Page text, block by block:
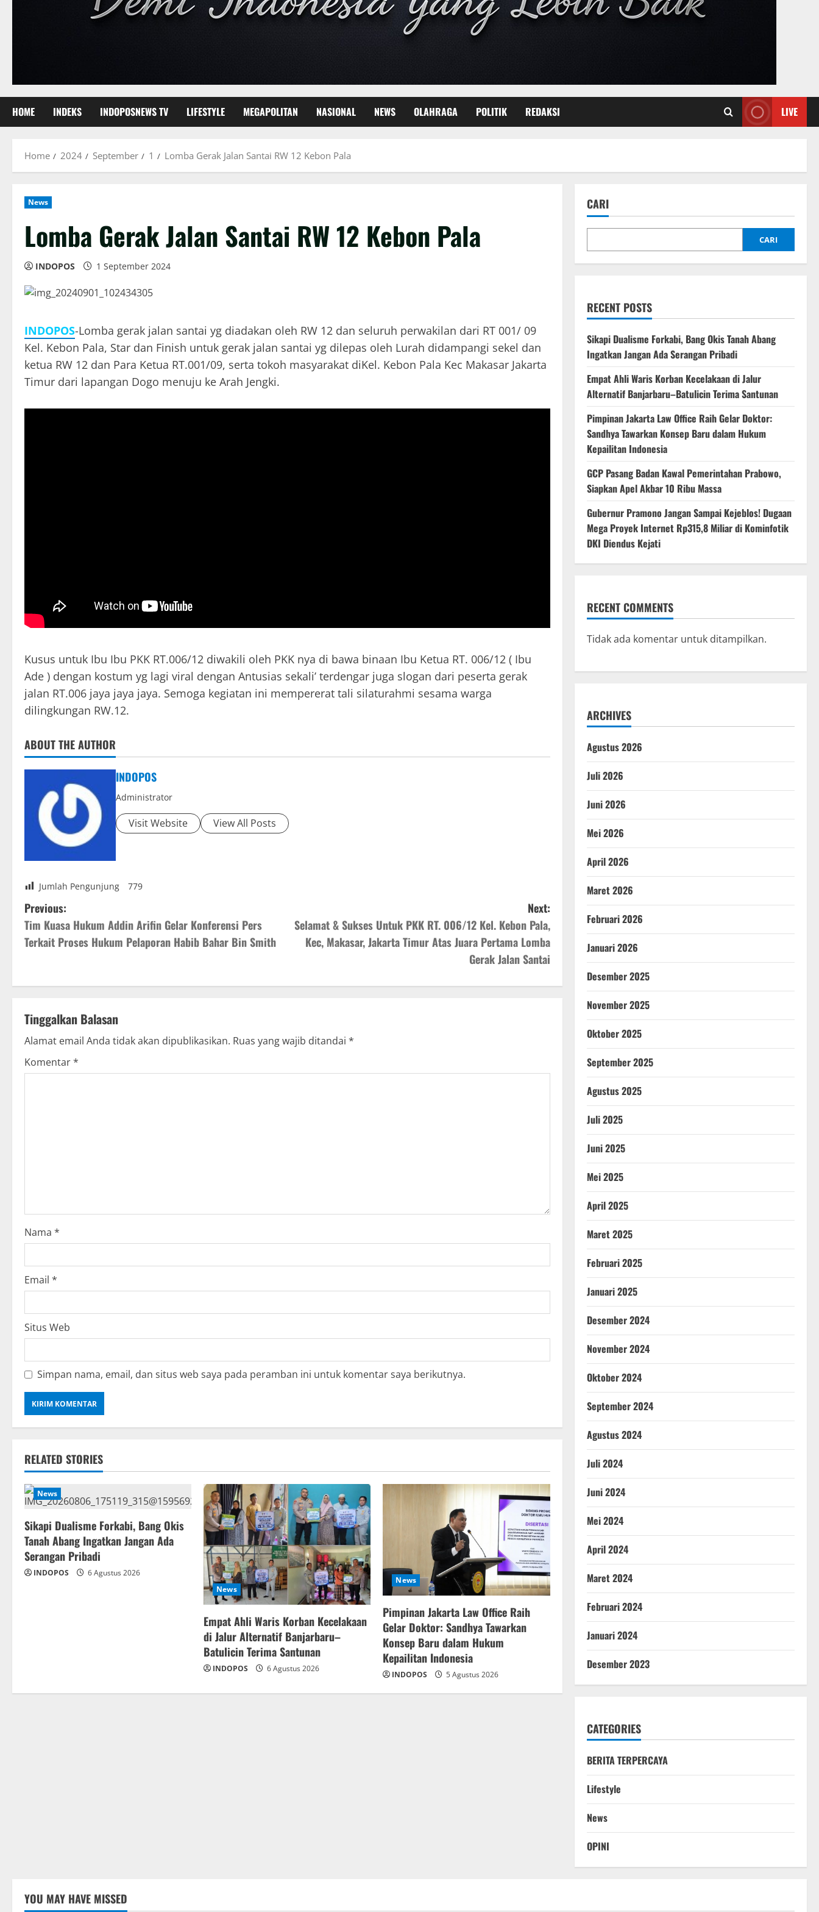
HOME INDEKS INDOPOSNEWS TV LIFESTYLE MEGAPOLITAN NASIONAL NEWS OLAHRAGA POLITIK REDAKSI LIVE
Home 2024 September 1 Lomba Gerak Jalan Santai RW 12 Kebon Pala
News
Lomba Gerak Jalan Santai RW 12 Kebon Pala
INDOPOS 1 September 2024
INDOPOS-Lomba gerak jalan santai yg diadakan oleh RW 12 dan seluruh perwakilan dari RT 001/ 09
Kel. Kebon Pala, Star dan Finish untuk gerak jalan santai yg dilepas oleh Lurah didampangi sekel dan
ketua RW 12 dan Para Ketua RT.001/09, serta tokoh masyarakat diKel. Kebon Pala Kec Makasar Jakarta
Timur dari lapangan Dogo menuju ke Arah Jengki.
Kusus untuk Ibu Ibu PKK RT.006/12 diwakili oleh PKK nya di bawa binaan Ibu Ketua RT. 006/12 ( Ibu
Ade ) dengan kostum yg lagi viral dengan Antusias sekali’ terdengar juga slogan dari peserta gerak
jalan RT.006 jaya jaya jaya. Semoga kegiatan ini mempererat tali silaturahmi sesama warga
dilingkungan RW.12.
ABOUT THE AUTHOR
INDOPOS
Administrator
Visit Website View All Posts
Jumlah Pengunjung 779
P
o
t
n
a
v
o
n
Previous:
Tim Kuasa Hukum Addin Arifin Gelar Konferensi Pers
Terkait Proses Hukum Pelaporan Habib Bahar Bin Smith
Next:
Selamat & Sukses Untuk PKK RT. 006/12 Kel. Kebon Pala,
Kec, Makasar, Jakarta Timur Atas Juara Pertama Lomba
Gerak Jalan Santai
Tinggalkan Balasan
Alamat email Anda tidak akan dipublikasikan. Ruas yang wajib ditandai *
Komentar*
Nama *
Email *
Situs Web
Simpan nama, email, dan situs web saya pada peramban ini untuk komentar saya berikutnya.
RELATED STORIES
News
Sikapi Dualisme Forkabi, Bang Okis
Tanah Abang Ingatkan Jangan Ada
Serangan Pribadi
INDOPOS
6 Agustus 2026
News
Empat Ahli Waris Korban Kecelakaan
di Jalur Alternatif Banjarbaru–
Batulicin Terima Santunan
INDOPOS 6 Agustus 2026
News
Pimpinan Jakarta Law Office Raih
Gelar Doktor: Sandhya Tawarkan
Konsep Baru dalam Hukum
Kepailitan Indonesia
INDOPOS 5 Agustus 2026
CARI
CARI
RECENT POSTS
Sikapi Dualisme Forkabi, Bang Okis Tanah Abang
Ingatkan Jangan Ada Serangan Pribadi
Empat Ahli Waris Korban Kecelakaan di Jalur
Alternatif Banjarbaru–Batulicin Terima Santunan
Pimpinan Jakarta Law Office Raih Gelar Doktor:
Sandhya Tawarkan Konsep Baru dalam Hukum
Kepailitan Indonesia
‎GCP Pasang Badan Kawal Pemerintahan Prabowo,
Siapkan Apel Akbar 10 Ribu Massa
Gubernur Pramono Jangan Sampai Kejeblos! Dugaan
Mega Proyek Internet Rp315,8 Miliar di Kominfotik
DKI Diendus Kejati
RECENT COMMENTS
Tidak ada komentar untuk ditampilkan.
ARCHIVES
Agustus 2026
Juli 2026
Juni 2026
Mei 2026
April 2026
Maret 2026
Februari 2026
Januari 2026
Desember 2025
November 2025
Oktober 2025
September 2025
Agustus 2025
Juli 2025
Juni 2025
Mei 2025
April 2025
Maret 2025
Februari 2025
Januari 2025
Desember 2024
November 2024
Oktober 2024
September 2024
Agustus 2024
Juli 2024
Juni 2024
Mei 2024
April 2024
Maret 2024
Februari 2024
Januari 2024
Desember 2023
CATEGORIES
BERITA TERPERCAYA
Lifestyle
News
OPINI
YOU MAY HAVE MISSED